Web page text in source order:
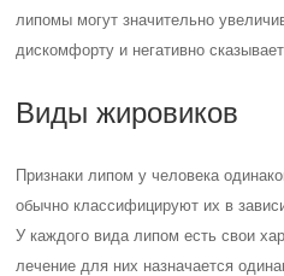
липомы могут значительно
дискомфорту и негативно
Виды жировиков
Признаки липом у человека
обычно классифицируют их в
У каждого вида липом есть свои
лечение для них назначается